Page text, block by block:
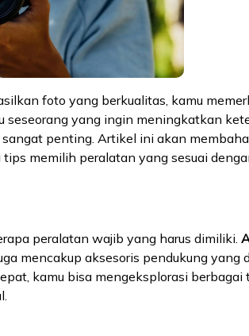
foto yang berkualitas, kamu
seseorang yang ingin meningkatkan
penting. Artikel ini akan
memilih peralatan yang sesuai
peralatan wajib yang harus dimiliki.
mencakup aksesoris pendukung yang
kamu bisa mengeksplorasi berbagai